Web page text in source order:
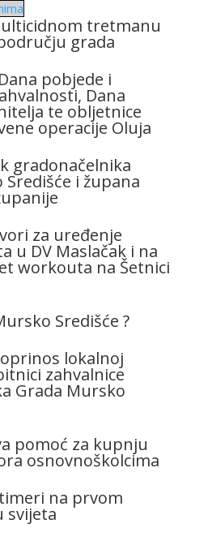
tretmanu
grada
pobjede i
Dana
te obljetnice
operacije Oluja
gradonačelnika
i župana
za uređenje
u DV Maslačak i na
workouta na Šetnici
Središće ?
lokalnoj
zahvalnice
Grada Mursko
pomoć za kupnju
osnovnoškolcima
na prvom
svijeta